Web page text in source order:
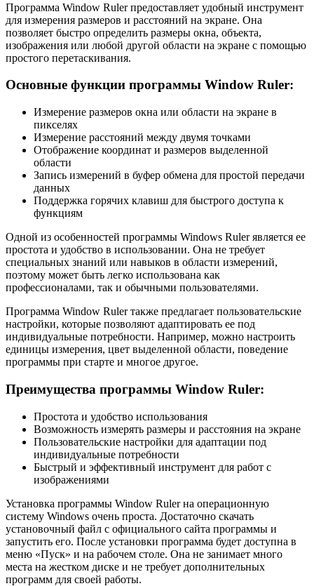
Программа Window Ruler предоставляет удобный инструмент
для измерения размеров и расстояний на экране. Она
позволяет быстро определить размеры окна, объекта,
изображения или любой другой области на экране с помощью
простого перетаскивания.
Основные функции программы Window Ruler:
Измерение размеров окна или области на экране в
пикселях
Измерение расстояний между двумя точками
Отображение координат и размеров выделенной
области
Запись измерений в буфер обмена для простой передачи
данных
Поддержка горячих клавиш для быстрого доступа к
функциям
Одной из особенностей программы Windows Ruler является ее
простота и удобство в использовании. Она не требует
специальных знаний или навыков в области измерений,
поэтому может быть легко использована как
профессионалами, так и обычными пользователями.
Программа Window Ruler также предлагает пользовательские
настройки, которые позволяют адаптировать ее под
индивидуальные потребности. Например, можно настроить
единицы измерения, цвет выделенной области, поведение
программы при старте и многое другое.
Преимущества программы Window Ruler:
Простота и удобство использования
Возможность измерять размеры и расстояния на экране
Пользовательские настройки для адаптации под
индивидуальные потребности
Быстрый и эффективный инструмент для работ с
изображениями
Установка программы Window Ruler на операционную
систему Windows очень проста. Достаточно скачать
установочный файл с официального сайта программы и
запустить его. После установки программа будет доступна в
меню «Пуск» и на рабочем столе. Она не занимает много
места на жестком диске и не требует дополнительных
программ для своей работы.